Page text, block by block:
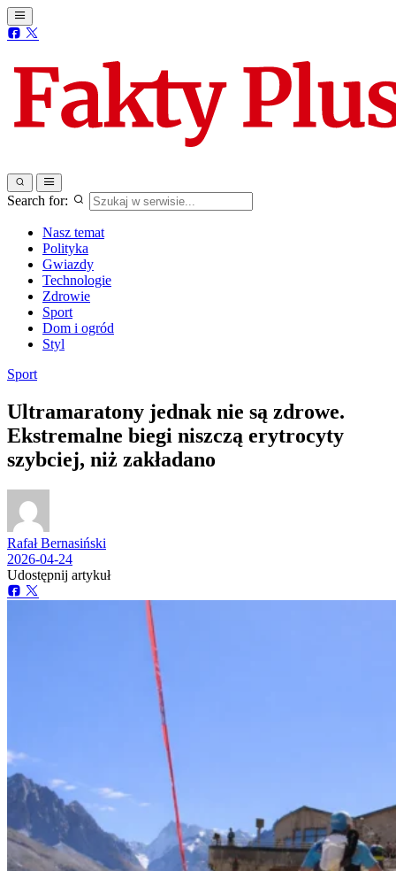
Search for:
Nasz temat
Polityka
Gwiazdy
Technologie
Zdrowie
Sport
Dom i ogród
Styl
Sport
Ultramaratony jednak nie są zdrowe.
Ekstremalne biegi niszczą erytrocyty
szybciej, niż zakładano
Rafał Bernasiński
2026-04-24
Udostępnij artykuł